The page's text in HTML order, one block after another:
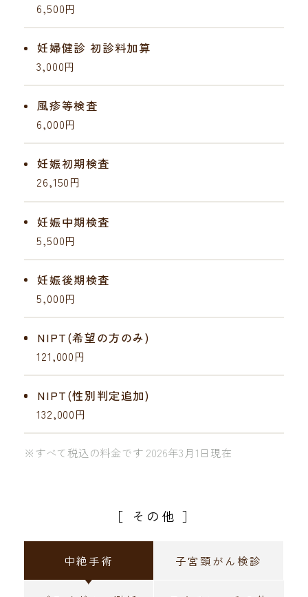
6,500円
妊婦健診 初診料加算
3,000円
風疹等検査
6,000円
妊娠初期検査
26,150円
妊娠中期検査
5,500円
妊娠後期検査
5,000円
NIPT(希望の方のみ)
121,000円
NIPT(性別判定追加)
132,000円
※すべて税込の料金です 2026年3月1日現在
［ その他 ］
中絶手術 子宮頸がん検診